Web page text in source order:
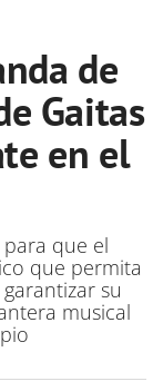
de
Gaitas
en el
que el
que permita
su
musical